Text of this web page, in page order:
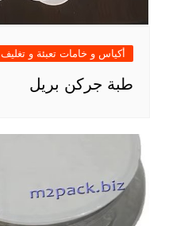
أكياس و خامات تعبئة و تغليف
طبة جركن بريل